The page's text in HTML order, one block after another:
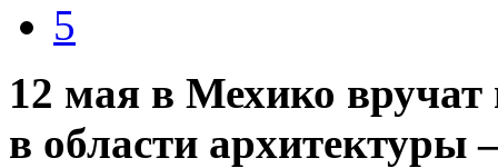
5
12 мая в Мехико
в области